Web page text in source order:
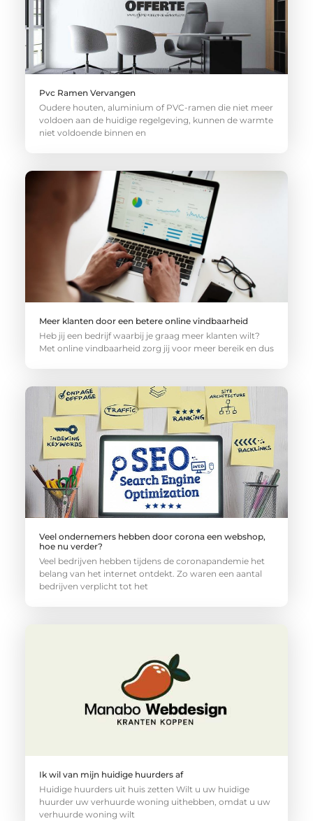
Pvc Ramen Vervangen
Oudere houten, aluminium of PVC-ramen die niet meer
voldoen aan de huidige regelgeving, kunnen de warmte
niet voldoende binnen en
Meer klanten door een betere online vindbaarheid
Heb jij een bedrijf waarbij je graag meer klanten wilt?
Met online vindbaarheid zorg jij voor meer bereik en dus
Veel ondernemers hebben door corona een webshop,
hoe nu verder?
Veel bedrijven hebben tijdens de coronapandemie het
belang van het internet ontdekt. Zo waren een aantal
bedrijven verplicht tot het
Ik wil van mijn huidige huurders af
Huidige huurders uit huis zetten Wilt u uw huidige
huurder uw verhuurde woning uithebben, omdat u uw
verhuurde woning wilt